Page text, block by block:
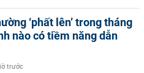
‘phất lên’ trong tháng
nào có tiềm năng dẫn
trước